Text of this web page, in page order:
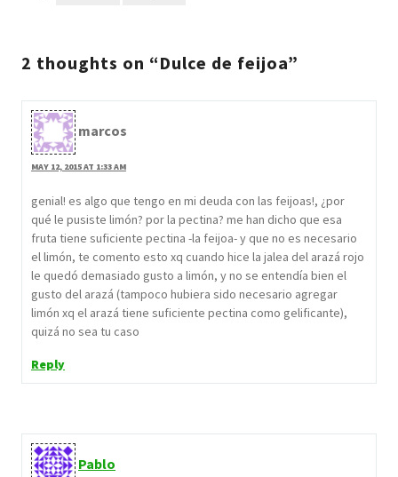
2 thoughts on “Dulce de feijoa”
marcos
MAY 12, 2015 AT 1:33 AM
genial! es algo que tengo en mi deuda con las feijoas!, ¿por
qué le pusiste limón? por la pectina? me han dicho que esa
fruta tiene suficiente pectina -la feijoa- y que no es necesario
el limón, te comento esto xq cuando hice la jalea del arazá rojo
le quedó demasiado gusto a limón, y no se entendía bien el
gusto del arazá (tampoco hubiera sido necesario agregar
limón xq el arazá tiene suficiente pectina como gelificante),
quizá no sea tu caso
Reply
Pablo